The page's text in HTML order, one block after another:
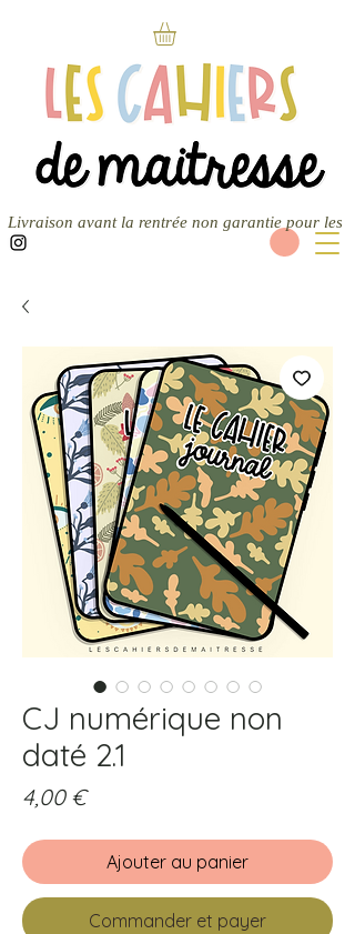
Livraison avant la rentrée non garantie pour les
CJ numérique non
daté 2.1
4,00 €Prix
Ajouter au panier
Commander et payer